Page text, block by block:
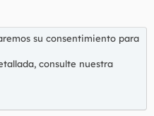
su consentimiento para
consulte nuestra